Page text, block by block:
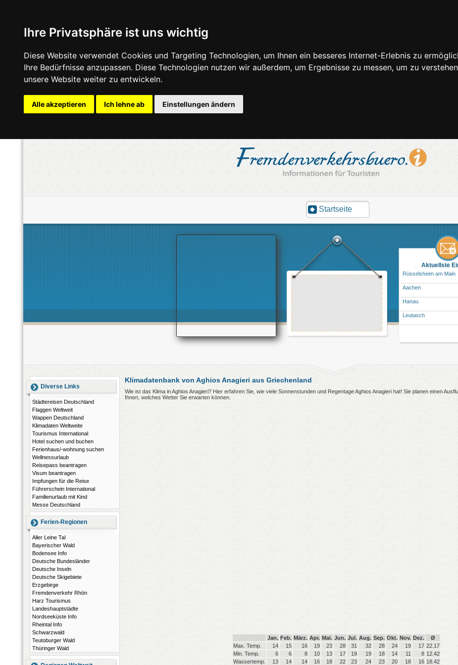
Ihre Privatsphäre ist uns wichtig
Diese Website verwendet Cookies und Targeting Technologien, um Ihnen ein besseres Internet-Erlebnis zu
Ihre Bedürfnisse anzupassen. Diese Technologien nutzen wir außerdem, um Ergebnisse zu messen, um zu
unsere Website weiter zu entwickeln.
Alle akzeptieren Ich lehne ab Einstellungen ändern
Startseite
Aktuellste
Rüsselsheim am Main
Aachen
Hanau
Leutasch
Diverse Links
Städtereisen Deutschland
Flaggen Weltweit
Wappen Deutschland
Klimadaten Weltweite
Tourismus International
Hotel suchen und buchen
Ferienhaus/-wohnung suchen
Wellnessurlaub
Reisepass beantragen
Visum beantragen
Impfungen für die Reise
Führerschein International
Familienurlaub mit Kind
Messe Deutschland
Ferien-Regionen
Aller Leine Tal
Bayerischer Wald
Bodensee Info
Deutsche Bundesländer
Deutsche Inseln
Deutsche Skigebiete
Erzgebirge
Fremdenverkehr Rhön
Harz Tourismus
Landeshauptstädte
Nordseeküste Info
Rheintal Info
Schwarzwald
Teutoburger Wald
Thüringer Wald
Klimadatenbank von Aghios Anagieri aus Griechenland
Wie ist das Klima in Aghios Anagieri? Hier erfahren Sie, wie viele Sonnenstunden und Regentage Aghios Anagieri hat! Sie planen einen
Ihnen, welches Wetter Sie erwarten können.
Jan. Feb. März. Apr. Mai. Jun. Jul. Aug. Sep. Okt. Nov. Dez.
Ø
Max. Temp.
14 15 16 19 23 28 31 32 28 24 19 17 22.17
Min. Temp.
6 6 8 10 13 17 19 19 18 14 11 8 12.42
Wassertemp.
13 14 14 16 18 22 23 24 23 20 18 16 18.42